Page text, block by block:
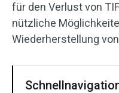
für den Verlust von
nützliche
Wiederherstellung